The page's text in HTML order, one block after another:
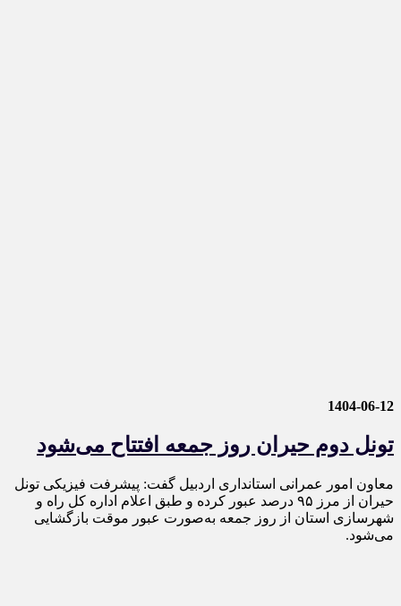
1404-06-12
تونل دوم حیران روز جمعه افتتاح می‌شود
معاون امور عمرانی استانداری اردبیل گفت: پیشرفت فیزیکی تونل
حیران از مرز ۹۵ درصد عبور کرده و‌ طبق اعلام اداره کل راه و
شهرسازی استان از روز جمعه به‌صورت عبور موقت بازگشایی
می‌شود.